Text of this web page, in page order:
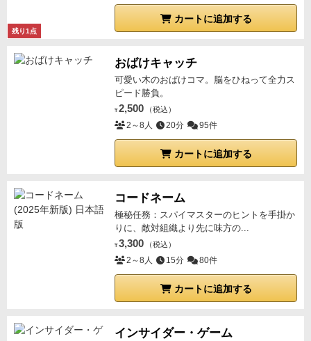
残り1点
カートに追加する
おばけキャッチ
可愛い木のおばけコマ。脳をひねって全力ス
ピード勝負。
¥ 2,500 （税込）
2～8人 20分 95件
カートに追加する
コードネーム
極秘任務：スパイマスターのヒントを手掛か
りに、敵対組織より先に味方の...
¥ 3,300 （税込）
2～8人 15分 80件
カートに追加する
インサイダー・ゲーム